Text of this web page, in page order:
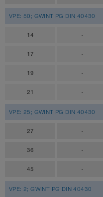
VPE: 50; GWINT PG DIN 40430
14 -
17 -
19 -
21 -
VPE: 25; GWINT PG DIN 40430
27 -
36 -
45 -
VPE: 2; GWINT PG DIN 40430